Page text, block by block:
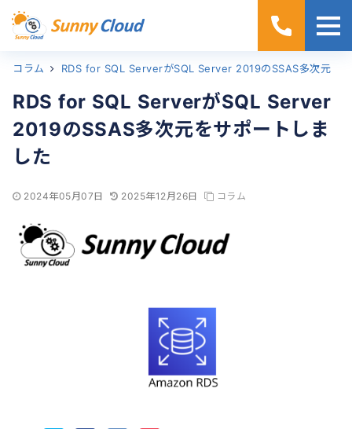
ホーム
コラム
RDS for SQL ServerがSQL Server
2019のSSAS多次元をサポートしま
した
2024年05月07日 2025年12月26日 コラム